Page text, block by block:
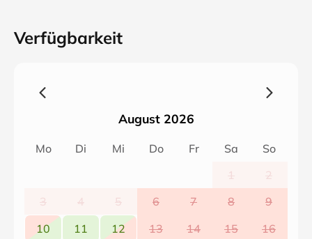
Verfügbarkeit
August 2026
Mo Di Mi Do Fr Sa
So
1
2
3
4 5 6 7 8
9
10
11 12 13 14 15
16